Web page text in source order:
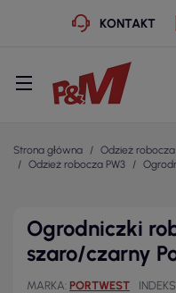
KONTAKT
Strona główna Odzież robocza
Odzież robocza PW3
Ogrodniczki
szaro/czarny
MARKA PORTWEST INDEKS